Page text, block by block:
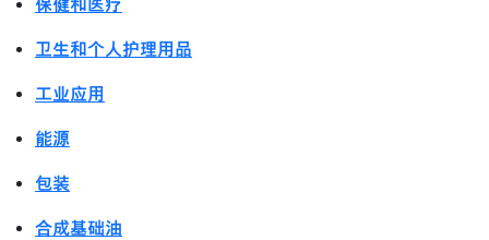
保健和医疗
卫生和个人护理用品
工业应用
能源
包装
合成基础油